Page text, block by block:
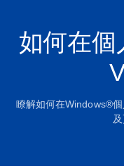
如何在個
瞭解如何在Windows®